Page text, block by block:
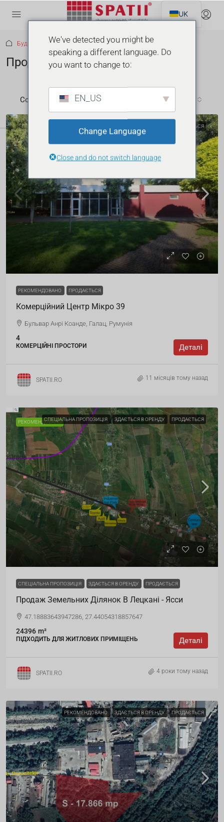
Будинок Продається
Продається
Сортувати за:
Замовлення за замовчуванням
ПРОДАЄТЬСЯ
РЕКОМЕНДОВАНО ПРОДАЄТЬСЯ
Комерційний Центр Мікро 39
Бульвар Анрі Коанде, Галац, Румунія
4
КОМЕРЦІЙНІ ПРОСТОРИ Деталі
SPATII.RO 11 місяців тому назад
РЕКОМЕНДОВАНОСПЕЦІАЛЬНА ПРОПОЗИЦІЯ ЗДАЄТЬСЯ В ОРЕНДУ ПРОДАЄТЬСЯ
СПЕЦІАЛЬНА ПРОПОЗИЦІЯ ЗДАЄТЬСЯ В ОРЕНДУ ПРОДАЄТЬСЯ
Продаж Земельних Ділянок В Лецкані - Ясси
47.18883643947286, 27.44054318857647
24396 m²
ПІДХОДИТЬ ДЛЯ ЖИТЛОВИХ ПРИМІЩЕНЬ Деталі
SPATII.RO 4 роки тому назад
РЕКОМЕНДОВАНО ЗДАЄТЬСЯ В ОРЕНДУ ПРОДАЄТЬСЯ
We've detected you might be
speaking a different language. Do
you want to change to:
EN_US
Change Language
Close and do not switch language
UK